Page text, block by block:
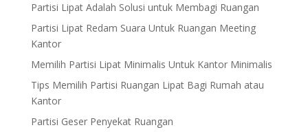
Partisi Lipat Adalah Solusi untuk Membagi Ruangan
Partisi Lipat Redam Suara Untuk Ruangan Meeting
Kantor
Memilih Partisi Lipat Minimalis Untuk Kantor Minimalis
Tips Memilih Partisi Ruangan Lipat Bagi Rumah atau
Kantor
Partisi Geser Penyekat Ruangan